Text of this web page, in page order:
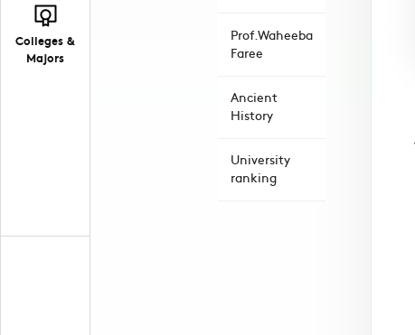
Colleges &
Majors
Prof.Waheeba
Faree
Ancient
History
University
ranking